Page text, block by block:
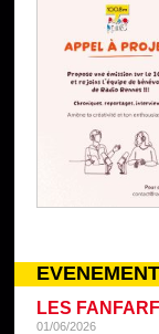
EVENEMENT
LES
01/06/2026